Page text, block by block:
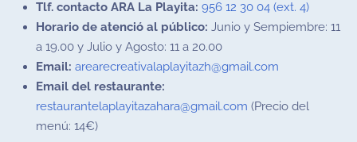
Tlf. contacto ARA La Playita: 956 12 30 04 (ext. 4)
Horario de atenció al público: Junio y Sempiembre: 11
a 19.00 y Julio y Agosto: 11 a 20.00
Email: arearecreativalaplayitazh@gmail.com
Email del restaurante:
restaurantelaplayitazahara@gmail.com (Precio del
menú: 14€)